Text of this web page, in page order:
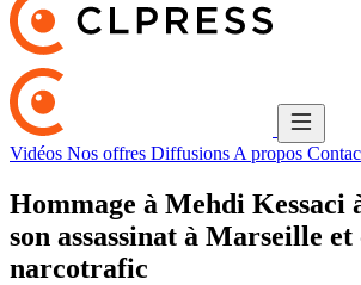
Vidéos Nos offres Diffusions A propos
Hommage à Mehdi Kessaci
son assassinat à Marseille
narcotrafic